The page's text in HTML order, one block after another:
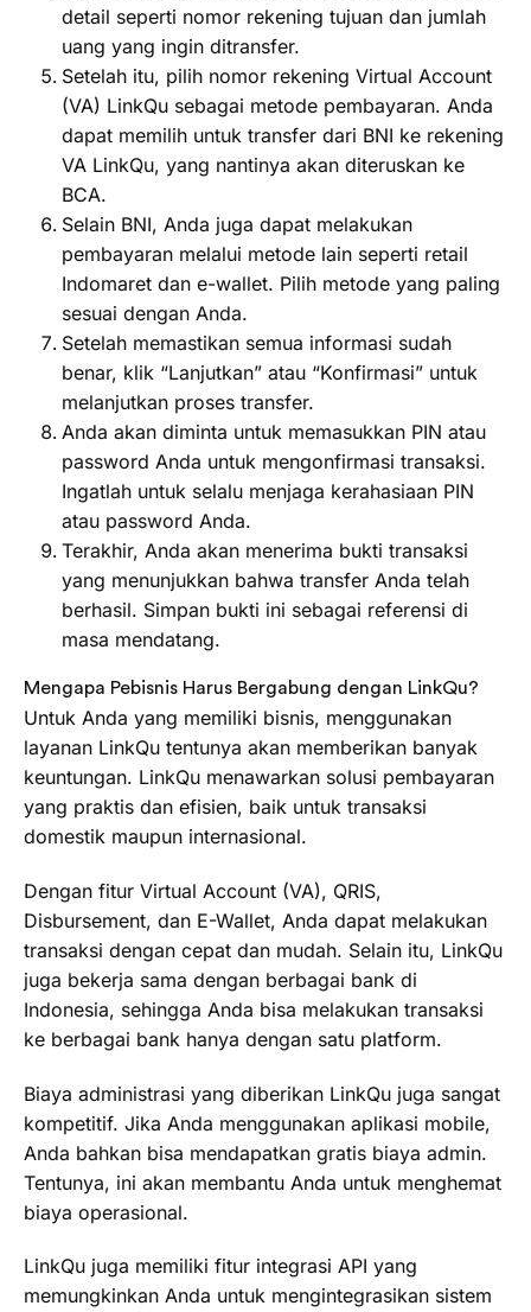
detail seperti nomor rekening tujuan dan jumlah
uang yang ingin ditransfer.
Setelah itu, pilih nomor rekening Virtual Account
(VA) LinkQu sebagai metode pembayaran. Anda
dapat memilih untuk transfer dari BNI ke rekening
VA LinkQu, yang nantinya akan diteruskan ke
BCA.
Selain BNI, Anda juga dapat melakukan
pembayaran melalui metode lain seperti retail
Indomaret dan e-wallet. Pilih metode yang paling
sesuai dengan Anda.
Setelah memastikan semua informasi sudah
benar, klik “Lanjutkan” atau “Konfirmasi” untuk
melanjutkan proses transfer.
Anda akan diminta untuk memasukkan PIN atau
password Anda untuk mengonfirmasi transaksi.
Ingatlah untuk selalu menjaga kerahasiaan PIN
atau password Anda.
Terakhir, Anda akan menerima bukti transaksi
yang menunjukkan bahwa transfer Anda telah
berhasil. Simpan bukti ini sebagai referensi di
masa mendatang.
Mengapa Pebisnis Harus Bergabung dengan LinkQu?
Untuk Anda yang memiliki bisnis, menggunakan
layanan LinkQu tentunya akan memberikan banyak
keuntungan. LinkQu menawarkan solusi pembayaran
yang praktis dan efisien, baik untuk transaksi
domestik maupun internasional.
Dengan fitur Virtual Account (VA), QRIS,
Disbursement, dan E-Wallet, Anda dapat melakukan
transaksi dengan cepat dan mudah. Selain itu, LinkQu
juga bekerja sama dengan berbagai bank di
Indonesia, sehingga Anda bisa melakukan transaksi
ke berbagai bank hanya dengan satu platform.
Biaya administrasi yang diberikan LinkQu juga sangat
kompetitif. Jika Anda menggunakan aplikasi mobile,
Anda bahkan bisa mendapatkan gratis biaya admin.
Tentunya, ini akan membantu Anda untuk menghemat
biaya operasional.
LinkQu juga memiliki fitur integrasi API yang
memungkinkan Anda untuk mengintegrasikan sistem